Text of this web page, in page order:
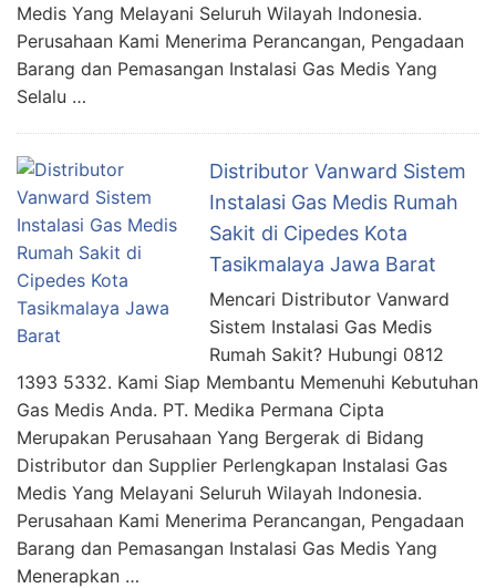
Medis Yang Melayani Seluruh Wilayah Indonesia.
Perusahaan Kami Menerima Perancangan, Pengadaan
Barang dan Pemasangan Instalasi Gas Medis Yang
Selalu …
Distributor Vanward Sistem
Instalasi Gas Medis Rumah
Sakit di Cipedes Kota
Tasikmalaya Jawa Barat
Mencari Distributor Vanward
Sistem Instalasi Gas Medis
Rumah Sakit? Hubungi 0812
1393 5332. Kami Siap Membantu Memenuhi Kebutuhan
Gas Medis Anda. PT. Medika Permana Cipta
Merupakan Perusahaan Yang Bergerak di Bidang
Distributor dan Supplier Perlengkapan Instalasi Gas
Medis Yang Melayani Seluruh Wilayah Indonesia.
Perusahaan Kami Menerima Perancangan, Pengadaan
Barang dan Pemasangan Instalasi Gas Medis Yang
Menerapkan …